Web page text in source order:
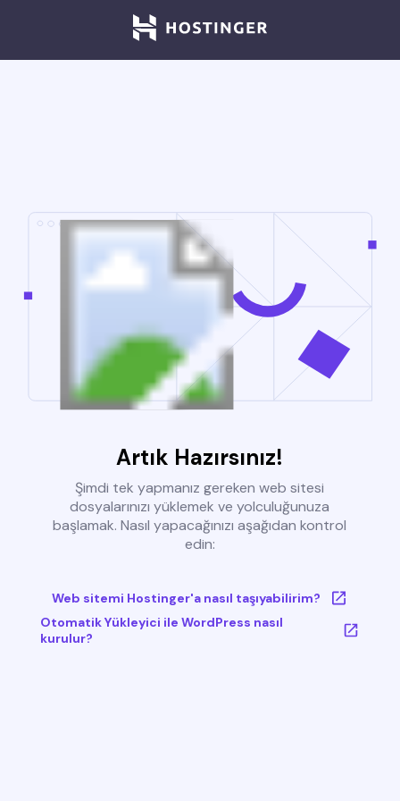
Artık Hazırsınız!
Şimdi tek yapmanız gereken web sitesi
dosyalarınızı yüklemek ve yolculuğunuza
başlamak. Nasıl yapacağınızı aşağıdan kontrol
edin:
Web sitemi Hostinger'a nasıl taşıyabilirim?
Otomatik Yükleyici ile WordPress nasıl
kurulur?